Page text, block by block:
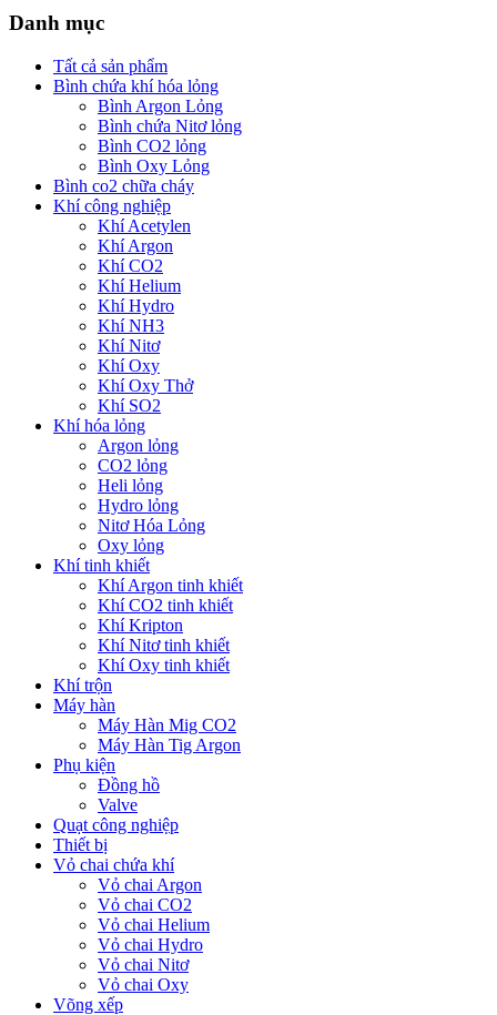
Danh mục
Tất cả sản phẩm
Bình chứa khí hóa lỏng
Bình Argon Lỏng
Bình chứa Nitơ lỏng
Bình CO2 lỏng
Bình Oxy Lỏng
Bình co2 chữa cháy
Khí công nghiệp
Khí Acetylen
Khí Argon
Khí CO2
Khí Helium
Khí Hydro
Khí NH3
Khí Nitơ
Khí Oxy
Khí Oxy Thở
Khí SO2
Khí hóa lỏng
Argon lỏng
CO2 lỏng
Heli lỏng
Hydro lỏng
Nitơ Hóa Lỏng
Oxy lỏng
Khí tinh khiết
Khí Argon tinh khiết
Khí CO2 tinh khiết
Khí Kripton
Khí Nitơ tinh khiết
Khí Oxy tinh khiết
Khí trộn
Máy hàn
Máy Hàn Mig CO2
Máy Hàn Tig Argon
Phụ kiện
Đồng hồ
Valve
Quạt công nghiệp
Thiết bị
Vỏ chai chứa khí
Vỏ chai Argon
Vỏ chai CO2
Vỏ chai Helium
Vỏ chai Hydro
Vỏ chai Nitơ
Vỏ chai Oxy
Võng xếp